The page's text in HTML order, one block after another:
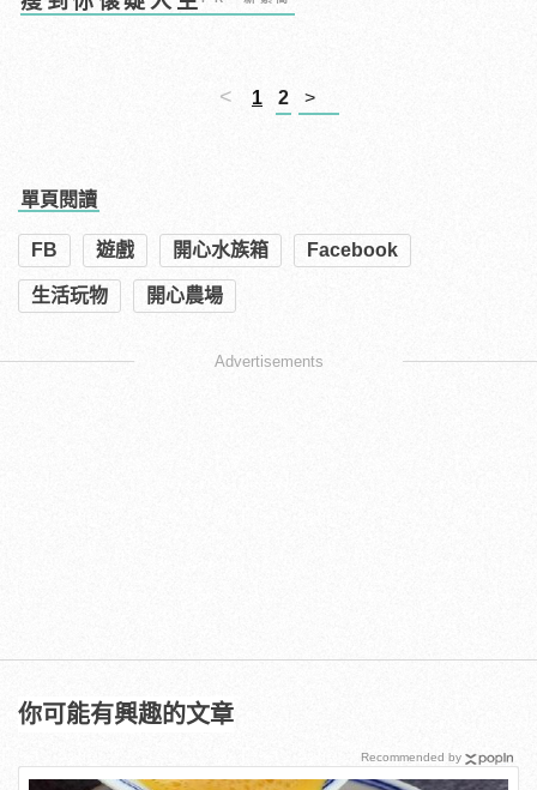
< 1 2 >
單頁閱讀
FB 遊戲 開心水族箱 Facebook
生活玩物 開心農場
Advertisements
你可能有興趣的文章
Recommended by